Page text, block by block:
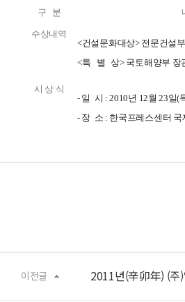
구 분
수상내역
<건설문화대상> 전문건설
<특 별 상> 국토해양부 장
시 상 식
- 일 시 : 2010년 12월 23일(
- 장 소 : 한국프레스센터 국
이전글 2011년(辛卯年) (